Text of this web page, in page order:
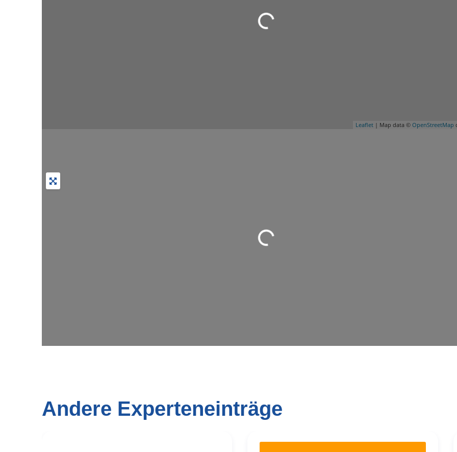
Leaflet | Map data © OpenStreetMap
Wird geladen …
Andere Experteneinträge